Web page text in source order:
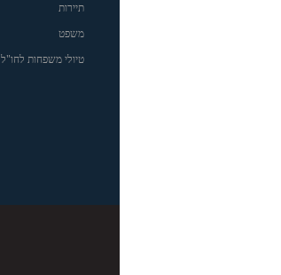
תיירות
משפט
טיולי משפחות לחו"ל